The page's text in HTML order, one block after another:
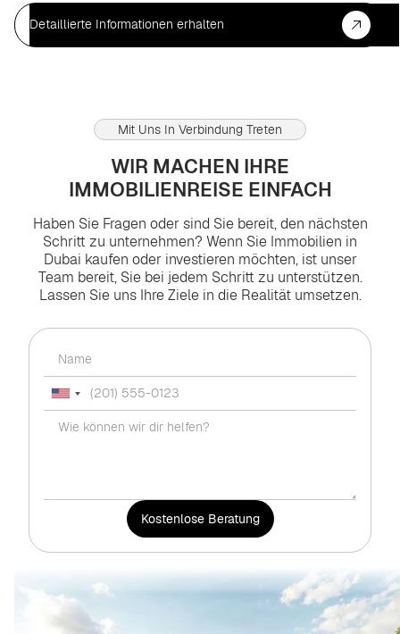
Detaillierte Informationen erhalten
Mit Uns In Verbindung Treten
WIR MACHEN IHRE
IMMOBILIENREISE EINFACH
Haben Sie Fragen oder sind Sie bereit, den nächsten
Schritt zu unternehmen? Wenn Sie Immobilien in
Dubai kaufen oder investieren möchten, ist unser
Team bereit, Sie bei jedem Schritt zu unterstützen.
Lassen Sie uns Ihre Ziele in die Realität umsetzen.